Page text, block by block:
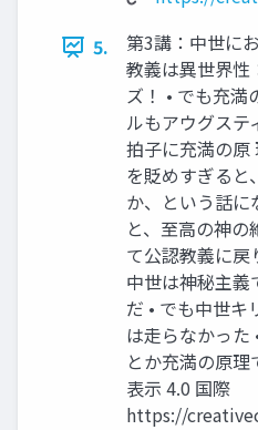
5.
第3講：中世に
教義は異世界性
ズ！ • でも充
ルもアウグステ
拍子に充満の原
を貶めすぎる
か、という話
と、至高の神
て公認教義に戻
中世は神秘主
だ • でも中世
は走らなかった
とか充満の原
表示 4.0 国際
https://